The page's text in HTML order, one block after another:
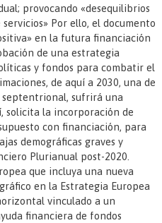
provocando «desequilibrios
Por ello, el documento
en la futura financiación
de una estrategia
y fondos para combatir el
de aquí a 2030, una de
septentrional, sufrirá una
solicita la incorporación de
con financiación, para
demográficas graves y
Plurianual post-2020.
que incluya una nueva
en la Estrategia Europea
vinculado a un
financiera de fondos